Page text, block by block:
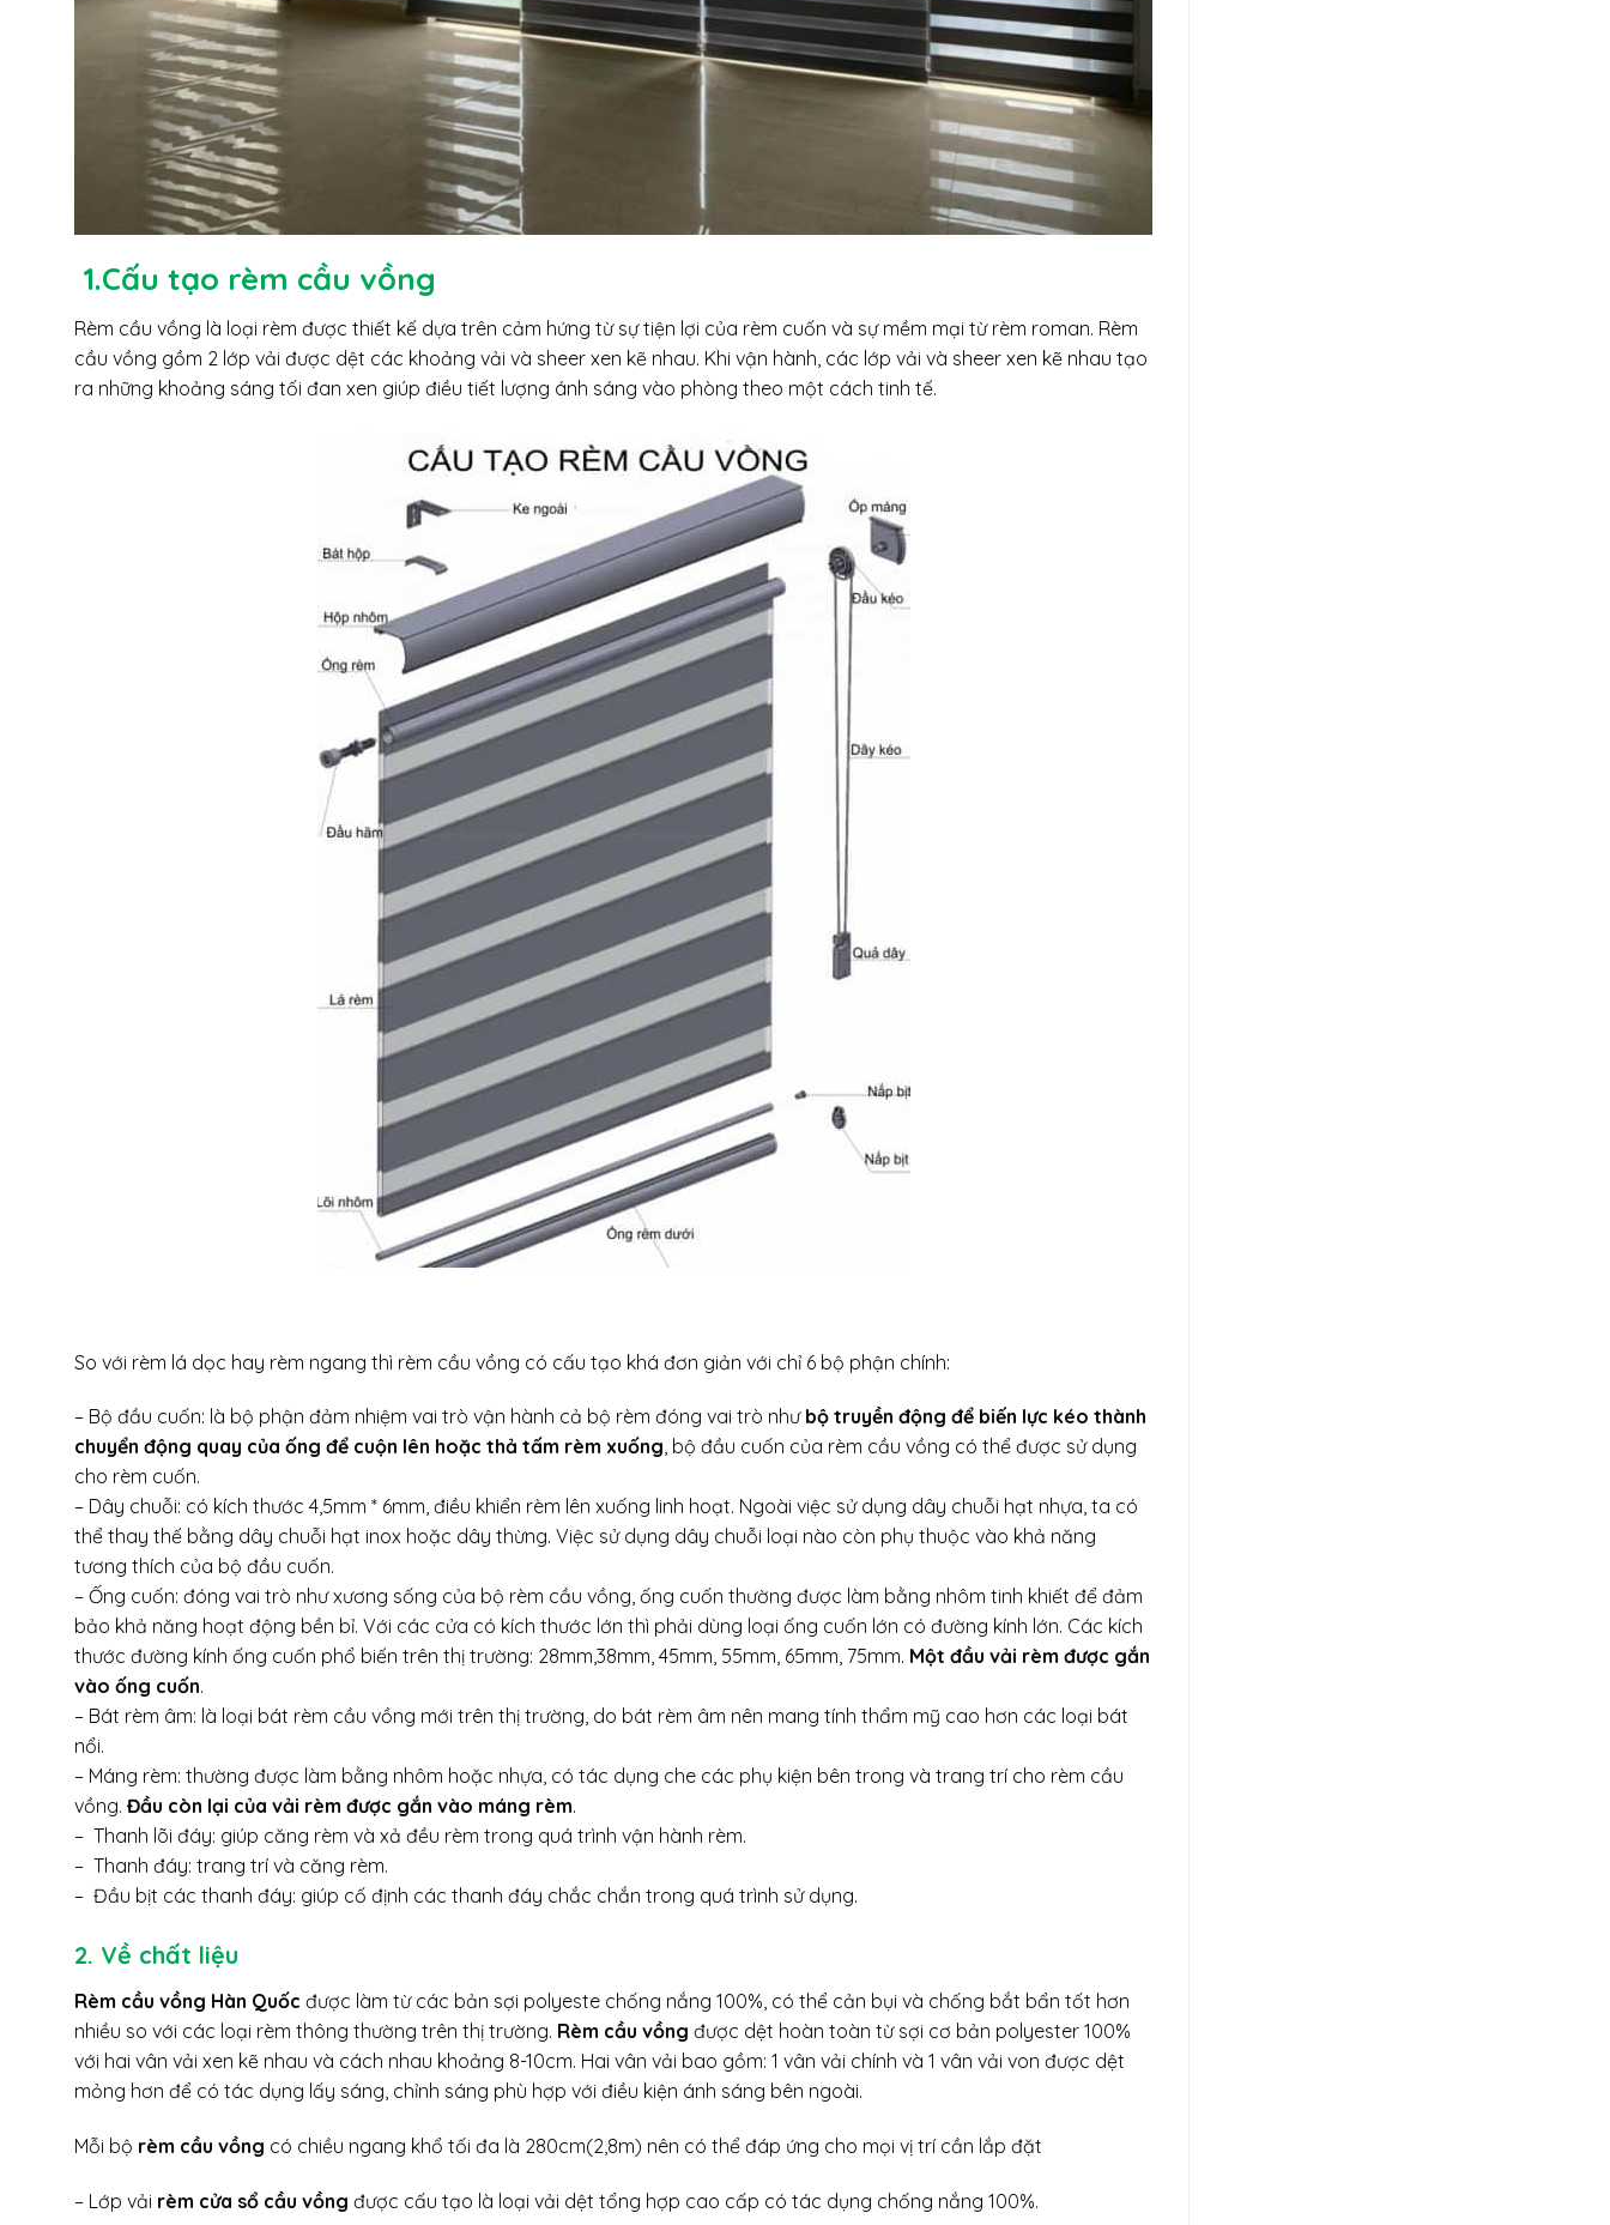
1.Cấu tạo rèm cầu vồng
Rèm cầu vồng là loại rèm được thiết kế dựa trên cảm hứng từ sự tiện lợi của rèm cuốn và sự mềm mại từ rèm roman. Rèm
cầu vồng gồm 2 lớp vải được dệt các khoảng vải và sheer xen kẽ nhau. Khi vận hành, các lớp vải và sheer xen kẽ nhau tạo
ra những khoảng sáng tối đan xen giúp điều tiết lượng ánh sáng vào phòng theo một cách tinh tế.
So với rèm lá dọc hay rèm ngang thì rèm cầu vồng có cấu tạo khá đơn giản với chỉ 6 bộ phận chính:
– Bộ đầu cuốn: là bộ phận đảm nhiệm vai trò vận hành cả bộ rèm đóng vai trò như bộ truyền động để biến lực kéo thành
chuyển động quay của ống để cuộn lên hoặc thả tấm rèm xuống, bộ đầu cuốn của rèm cầu vồng có thể được sử dụng
cho rèm cuốn.
– Dây chuỗi: có kích thước 4,5mm * 6mm, điều khiển rèm lên xuống linh hoạt. Ngoài việc sử dụng dây chuỗi hạt nhựa, ta có
thể thay thế bằng dây chuỗi hạt inox hoặc dây thừng. Việc sử dụng dây chuỗi loại nào còn phụ thuộc vào khả năng
tương thích của bộ đầu cuốn.
– Ống cuốn: đóng vai trò như xương sống của bộ rèm cầu vồng, ống cuốn thường được làm bằng nhôm tinh khiết để đảm
bảo khả năng hoạt động bền bỉ. Với các cửa có kích thước lớn thì phải dùng loại ống cuốn lớn có đường kính lớn. Các kích
thước đường kính ống cuốn phổ biến trên thị trường: 28mm,38mm, 45mm, 55mm, 65mm, 75mm. Một đầu vải rèm được gắn
vào ống cuốn.
– Bát rèm âm: là loại bát rèm cầu vồng mới trên thị trường, do bát rèm âm nên mang tính thẩm mỹ cao hơn các loại bát
nổi.
– Máng rèm: thường được làm bằng nhôm hoặc nhựa, có tác dụng che các phụ kiện bên trong và trang trí cho rèm cầu
vồng. Đầu còn lại của vải rèm được gắn vào máng rèm.
– Thanh lõi đáy: giúp căng rèm và xả đều rèm trong quá trình vận hành rèm.
– Thanh đáy: trang trí và căng rèm.
– Đầu bịt các thanh đáy: giúp cố định các thanh đáy chắc chắn trong quá trình sử dụng.
2. Về chất liệu
Rèm cầu vồng Hàn Quốc được làm từ các bản sợi polyeste chống nắng 100%, có thể cản bụi và chống bắt bẩn tốt hơn
nhiều so với các loại rèm thông thường trên thị trường. Rèm cầu vồng được dệt hoàn toàn từ sợi cơ bản polyester 100%
với hai vân vải xen kẽ nhau và cách nhau khoảng 8-10cm. Hai vân vải bao gồm: 1 vân vải chính và 1 vân vải von được dệt
mỏng hơn để có tác dụng lấy sáng, chỉnh sáng phù hợp với điều kiện ánh sáng bên ngoài.
Mỗi bộ rèm cầu vồng có chiều ngang khổ tối đa là 280cm(2,8m) nên có thể đáp ứng cho mọi vị trí cần lắp đặt
– Lớp vải rèm cửa sổ cầu vồng được cấu tạo là loại vải dệt tổng hợp cao cấp có tác dụng chống nắng 100%.